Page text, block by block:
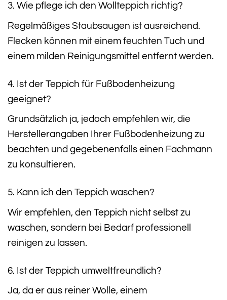
3. Wie pflege ich den Wollteppich richtig?
Regelmäßiges Staubsaugen ist ausreichend.
Flecken können mit einem feuchten Tuch und
einem milden Reinigungsmittel entfernt werden.
4. Ist der Teppich für Fußbodenheizung
geeignet?
Grundsätzlich ja, jedoch empfehlen wir, die
Herstellerangaben Ihrer Fußbodenheizung zu
beachten und gegebenenfalls einen Fachmann
zu konsultieren.
5. Kann ich den Teppich waschen?
Wir empfehlen, den Teppich nicht selbst zu
waschen, sondern bei Bedarf professionell
reinigen zu lassen.
6. Ist der Teppich umweltfreundlich?
Ja, da er aus reiner Wolle, einem